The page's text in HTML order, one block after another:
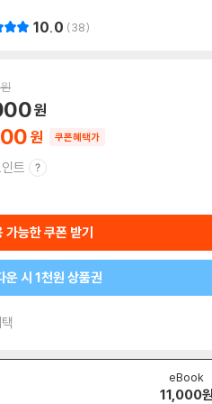
10.0 38
원
쿠폰혜택가
트
가능한 쿠폰 받기
운 시 1천원 상품권
eBook
11,000